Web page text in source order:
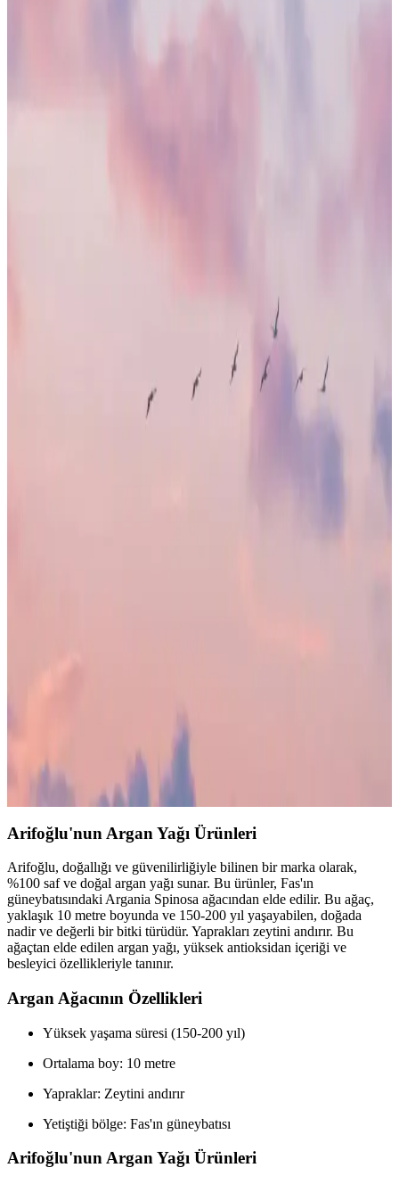
Kompleks Doğal Saç Bakım Ürünleri: Kimyasal
İçermeyen Formüllerle Saç Sağlığını Destekleme
Doğal içeriklerle formüle edilen kompleks saç bakım ürünleri, saç
sağlığını korur, güçlendirir ve parlaklık kazandırır. Kimyasal
içermeyen yapılarıyla saç ve saç derisini korur.
Argan yağı serumu, doğal içerikleriyle saçları besler, parlaklık ve
güç kazandırır, elektriklenmeyi önler ve yıpranmış saçları onarır.
Günlük kullanım için ideal, tüm saç tiplerine uygun doğal bakım
ürünüdür.
Arifoğlu'nun Argan Yağı Ürünleri
Arifoğlu, doğallığı ve güvenilirliğiyle bilinen bir marka olarak,
%100 saf ve doğal argan yağı sunar. Bu ürünler, Fas'ın
güneybatısındaki Argania Spinosa ağacından elde edilir. Bu ağaç,
yaklaşık 10 metre boyunda ve 150-200 yıl yaşayabilen, doğada
nadir ve değerli bir bitki türüdür. Yaprakları zeytini andırır. Bu
ağaçtan elde edilen argan yağı, yüksek antioksidan içeriği ve
besleyici özellikleriyle tanınır.
Argan Ağacının Özellikleri
Yüksek yaşama süresi (150-200 yıl)
Ortalama boy: 10 metre
Yapraklar: Zeytini andırır
Yetiştiği bölge: Fas'ın güneybatısı
Arifoğlu'nun Argan Yağı Ürünleri